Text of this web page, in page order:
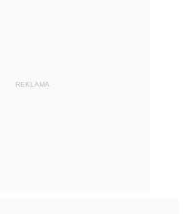
REKLAMA